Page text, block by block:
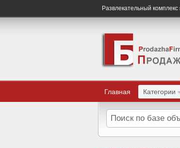
Развлекательный
Главная Категории